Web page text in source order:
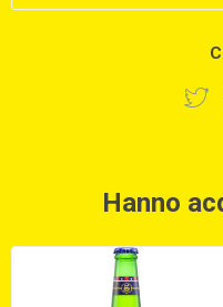
Hanno